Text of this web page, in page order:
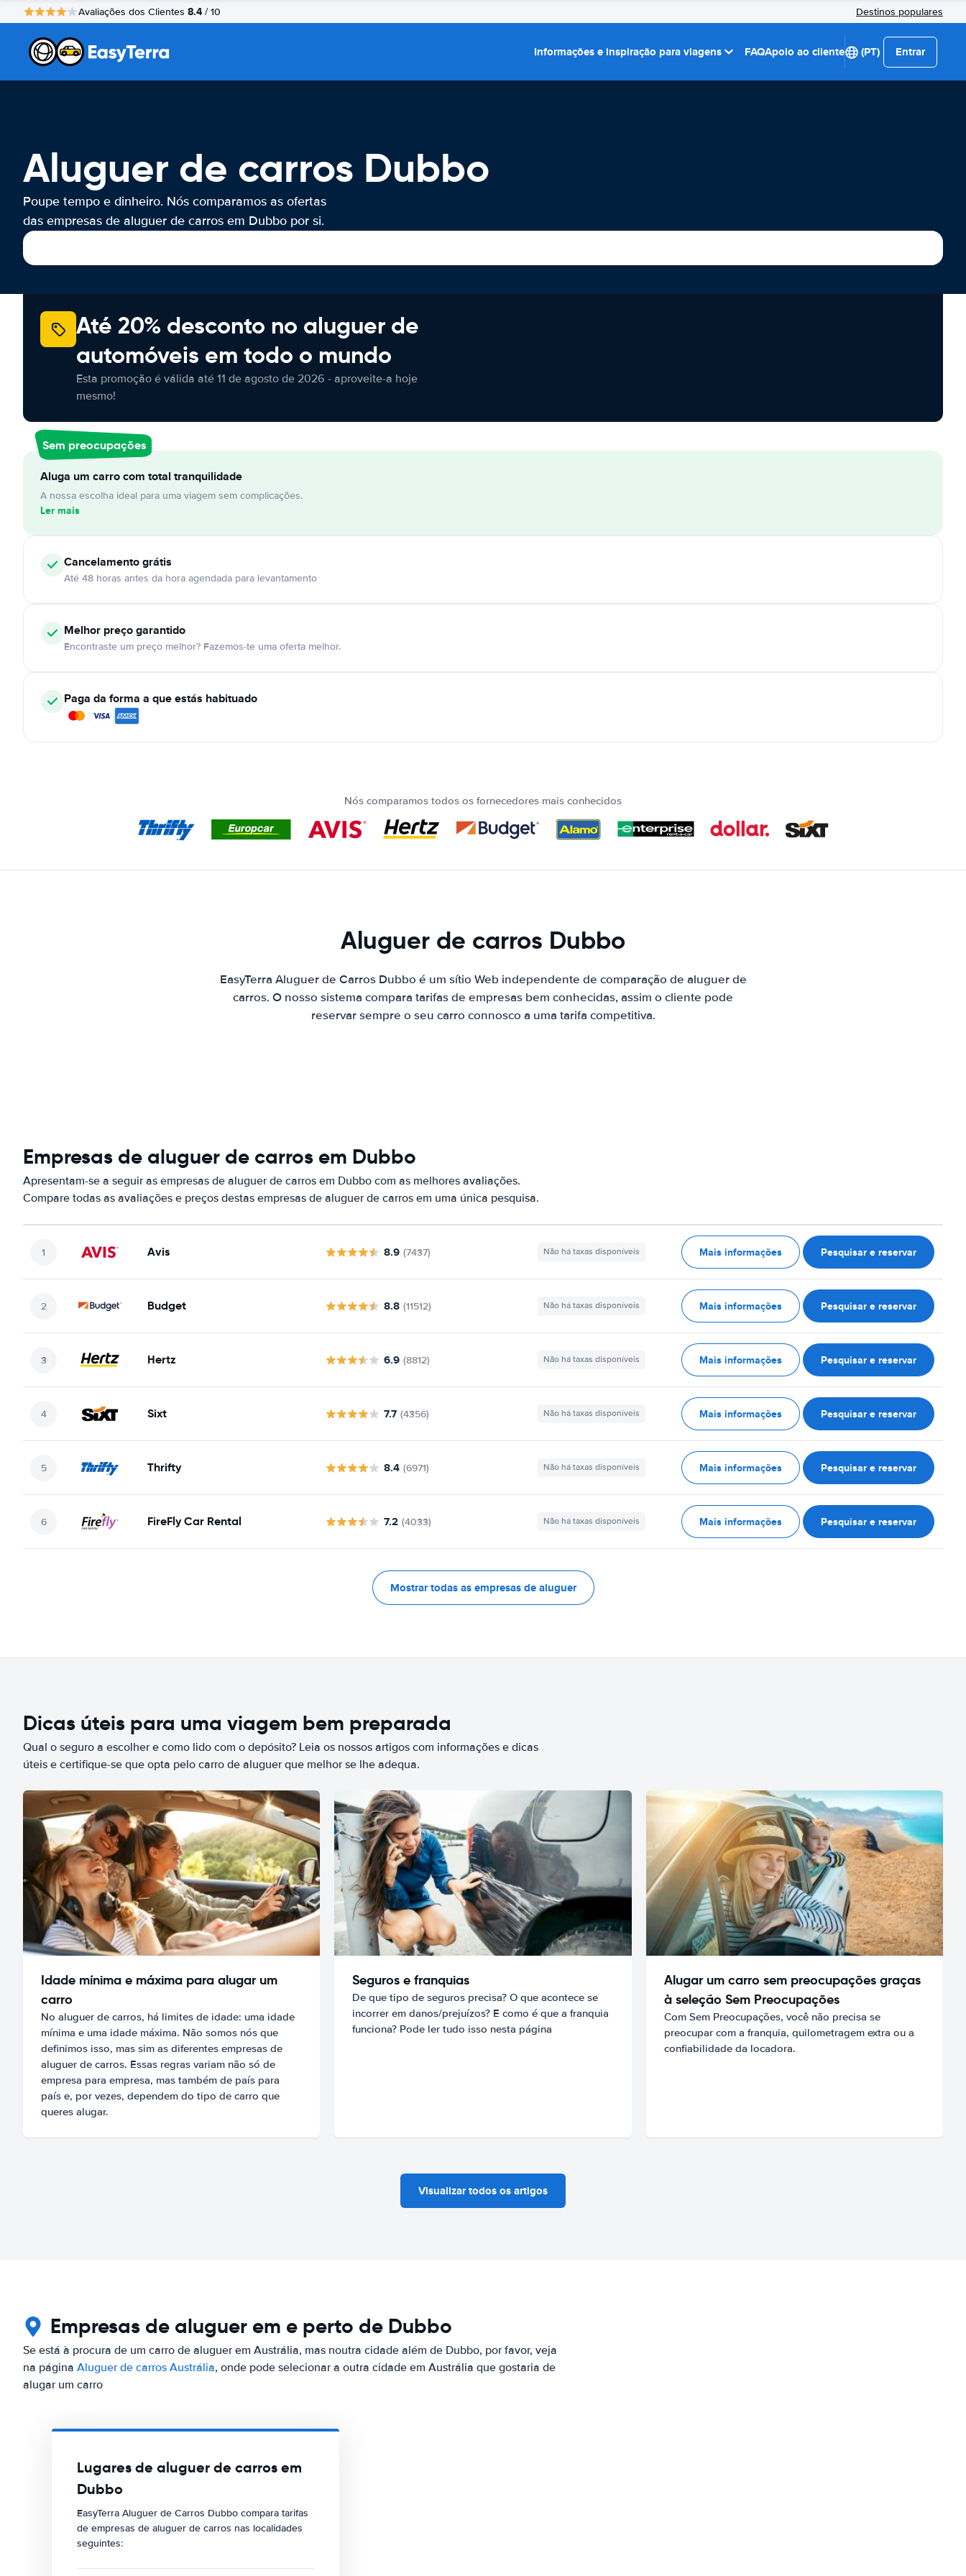
Avaliações dos Clientes 8.4 / 10 Destinos populares
Informações e inspiração para viagens FAQApoio ao cliente (PT) Entrar
Aluguer de carros Dubbo
Poupe tempo e dinheiro. Nós comparamos as ofertas
das empresas de aluguer de carros em Dubbo por si.
Até 20% desconto no aluguer de
automóveis em todo o mundo
Esta promoção é válida até 11 de agosto de 2026 - aproveite-a hoje
mesmo!
Sem preocupações
Aluga um carro com total tranquilidade
A nossa escolha ideal para uma viagem sem complicações.
Ler mais
Cancelamentográtis
Até 48 horas antes da hora agendada para levantamento
Melhor preço garantido
Encontraste um preço melhor? Fazemos-te uma oferta melhor.
Paga da forma a que estás habituado
Nós comparamos todos os fornecedores mais conhecidos
Aluguer de carros Dubbo
EasyTerra Aluguer de Carros Dubbo é um sítio Web independente de comparação de aluguer de
carros. O nosso sistema compara tarifas de empresas bem conhecidas, assim o cliente pode
reservar sempre o seu carro connosco a uma tarifa competitiva.
Empresas de aluguer de carros em Dubbo
Apresentam-se a seguir as empresas de aluguer de carros em Dubbo com as melhores avaliações.
Compare todas as avaliações e preços destas empresas de aluguer de carros em uma única pesquisa.
Avis 8.9 (7437) Não há taxas disponíveis Mais informações Pesquisar e reservar
Budget 8.8 (11512) Não há taxas disponíveis Mais informações Pesquisar e reservar
Hertz 6.9 (8812) Não há taxas disponíveis Mais informações Pesquisar e reservar
Sixt 7.7 (4356) Não há taxas disponíveis Mais informações Pesquisar e reservar
Thrifty 8.4 (6971) Não há taxas disponíveis Mais informações Pesquisar e reservar
FireFly Car Rental 7.2 (4033) Não há taxas disponíveis Mais informações Pesquisar e reservar
Mostrar todas as empresas de aluguer
Dicas úteis para uma viagem bem preparada
Qual o seguro a escolher e como lido com o depósito? Leia os nossos artigos com informações e dicas
úteis e certifique-se que opta pelo carro de aluguer que melhor se lhe adequa.
Idade mínima e máxima para alugar um
carro
No aluguer de carros, há limites de idade: uma idade
mínima e uma idade máxima. Não somos nós que
definimos isso, mas sim as diferentes empresas de
aluguer de carros. Essas regras variam não só de
empresa para empresa, mas também de país para
país e, por vezes, dependem do tipo de carro que
queres alugar.
Seguros e franquias
De que tipo de seguros precisa? O que acontece se
incorrer em danos/prejuízos? E como é que a franquia
funciona? Pode ler tudo isso nesta página
Alugar um carro sem preocupações graças
à seleção Sem Preocupações
Com Sem Preocupações, você não precisa se
preocupar com a franquia, quilometragem extra ou a
confiabilidade da locadora.
Visualizar todos os artigos
Empresas de aluguer em e perto de Dubbo
Se está à procura de um carro de aluguer em Austrália, mas noutra cidade além de Dubbo, por favor, veja
na página Aluguer de carros Austrália, onde pode selecionar a outra cidade em Austrália que gostaria de
alugar um carro
Lugares de aluguer de carros em
Dubbo
EasyTerra Aluguer de Carros Dubbo compara tarifas
de empresas de aluguer de carros nas localidades
seguintes: